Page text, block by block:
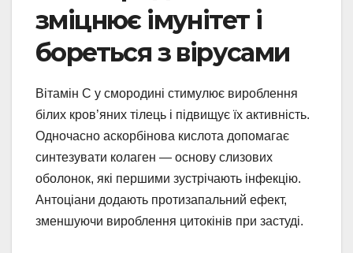
зміцнює імунітет і
бореться з вірусами
Вітамін С у смородині стимулює вироблення
білих кров’яних тілець і підвищує їх активність.
Одночасно аскорбінова кислота допомагає
синтезувати колаген — основу слизових
оболонок, які першими зустрічають інфекцію.
Антоціани додають протизапальний ефект,
зменшуючи вироблення цитокінів при застуді.